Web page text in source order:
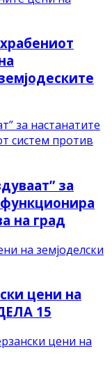
за
на град
цени на
15